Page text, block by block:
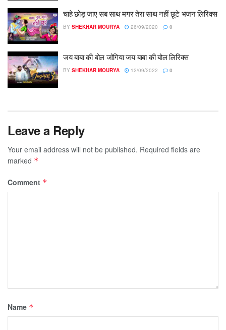
चाहे छोड़ जाए सब साथ मगर तेरा साथ नहीं छूटे भजन लिरिक्स
BY SHEKHAR MOURYA 26/09/2020 0
जय बाबा की बोल जोगिया जय बाबा की बोल लिरिक्स
BY SHEKHAR MOURYA 12/09/2022 0
Leave a Reply
Your email address will not be published. Required fields are
marked *
Comment *
Name *